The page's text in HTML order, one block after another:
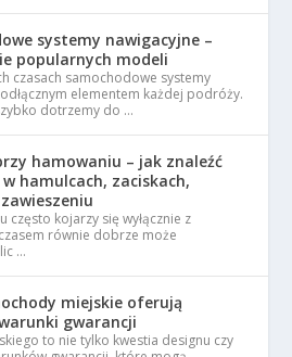
systemy nawigacyjne –
popularnych modeli
czasach samochodowe systemy
elementem każdej podróży.
dotrzemy do …
hamowaniu – jak znaleźć
hamulcach, zaciskach,
często kojarzy się wyłącznie z
równie dobrze może
…
miejskie oferują
gwarancji
to nie tylko kwestia designu czy